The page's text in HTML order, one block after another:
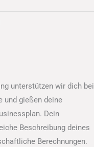
unterstützen wir dich bei
und gießen deine
Dein
Beschreibung deines
Berechnungen.